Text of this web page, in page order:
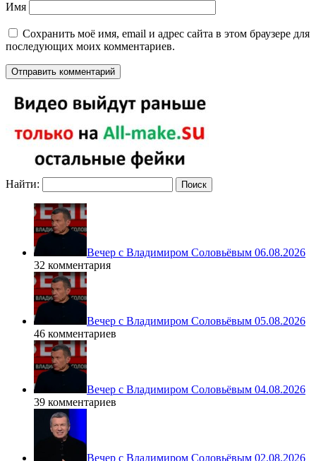
Имя
Сохранить моё имя, email и адрес сайта в этом браузере для
последующих моих комментариев.
Найти:
Вечер с Владимиром Соловьёвым 06.08.2026
32 комментария
Вечер с Владимиром Соловьёвым 05.08.2026
46 комментариев
Вечер с Владимиром Соловьёвым 04.08.2026
39 комментариев
Вечер с Владимиром Соловьёвым 02.08.2026